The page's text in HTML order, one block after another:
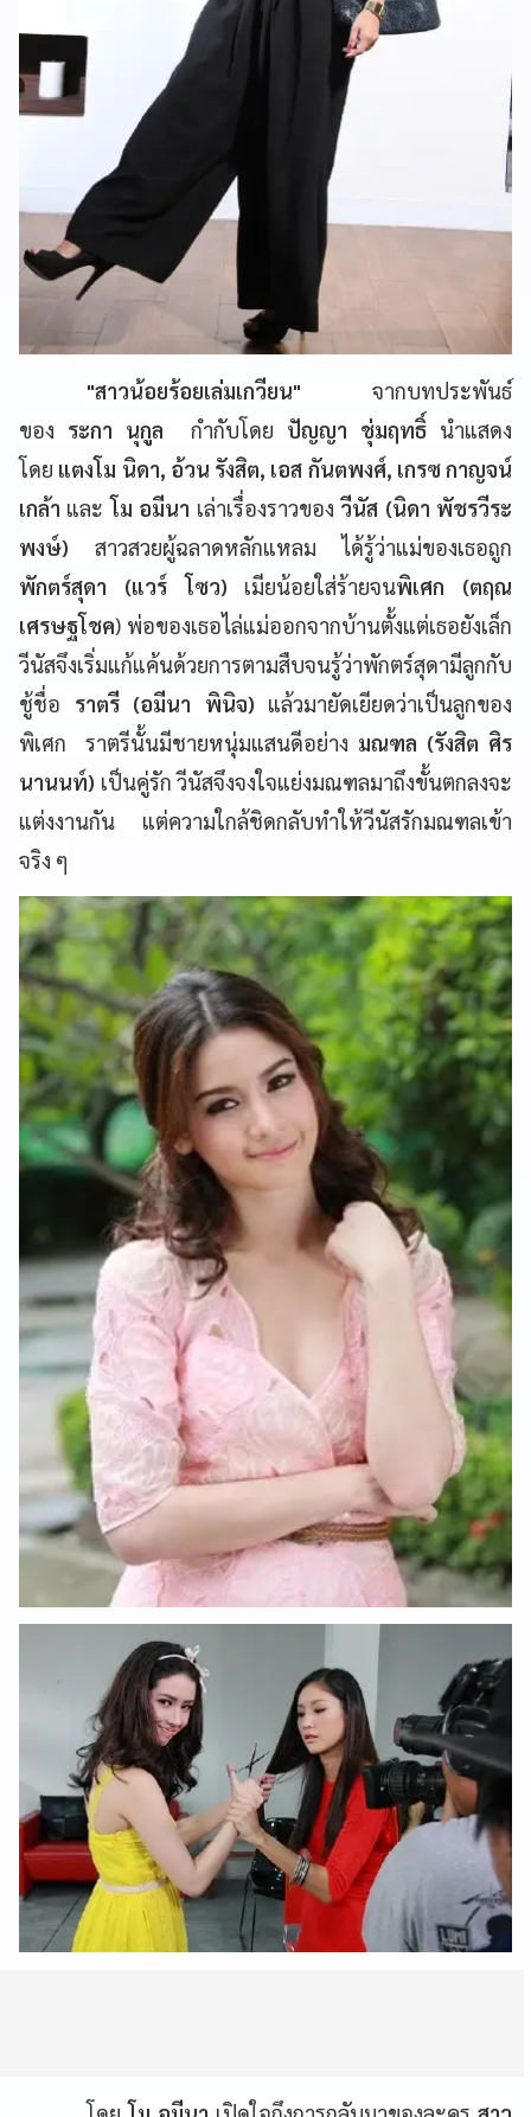
"สาวน้อยร้อยเล่มเกวียน" จากบทประพันธ์
ของ ระกา นุกูล กำกับโดย ปัญญา ชุ่มฤทธิ์ นำแสดง
โดย แตงโม นิดา, อ้วน รังสิต, เอส กันตพงศ์, เกรซ กาญจน์
เกล้า และโม อมีนา เล่าเรื่องราวของ วีนัส (นิดา พัชรวีระ
พงษ์) สาวสวยผู้ฉลาดหลักแหลม ได้รู้ว่าแม่ของเธอถูก
พักตร์สุดา (แวร์ โซว) เมียน้อยใส่ร้ายจนพิเศก (ตฤณ
เศรษฐโชค) พ่อของเธอไล่แม่ออกจากบ้านตั้งแต่เธอยังเล็ก
วีนัสจึงเริ่มแก้แค้นด้วยการตามสืบจนรู้ว่าพักตร์สุดามีลูกกับ
ชู้ชื่อ ราตรี (อมีนา พินิจ) แล้วมายัดเยียดว่าเป็นลูกของ
พิเศก ราตรีนั้นมีชายหนุ่มแสนดีอย่าง มณฑล (รังสิต ศิร
นานนท์) เป็นคู่รัก วีนัสจึงจงใจแย่งมณฑลมาถึงขั้นตกลงจะ
แต่งงานกัน แต่ความใกล้ชิดกลับทำให้วีนัสรักมณฑลเข้า
จริง ๆ